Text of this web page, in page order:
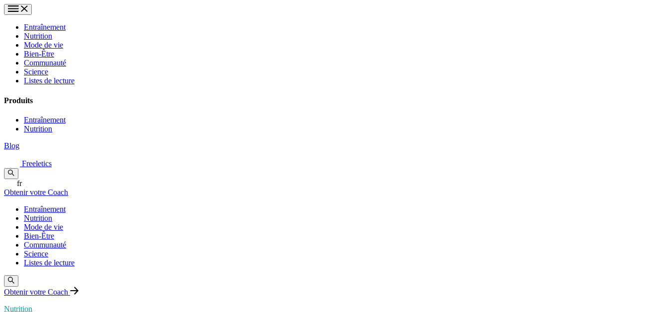
Entraînement
Nutrition
Mode de vie
Bien-Être
Communauté
Science
Listes de lecture
Produits
Entraînement
Nutrition
Blog
Freeletics
fr
Obtenir votre Coach
Entraînement
Nutrition
Mode de vie
Bien-Être
Communauté
Science
Listes de lecture
Obtenir votre Coach
Nutrition